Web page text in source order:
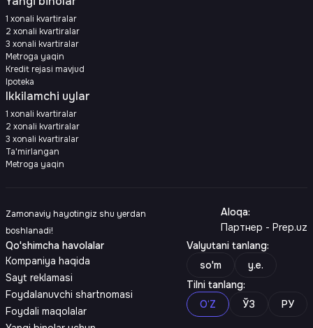
1 xonali kvartiralar
2 xonali kvartiralar
3 xonali kvartiralar
Metroga yaqin
Kredit rejasi mavjud
Ipoteka
Ikkilamchi uylar
1 xonali kvartiralar
2 xonali kvartiralar
3 xonali kvartiralar
Ta'mirlangan
Metroga yaqin
Zamonaviy hayotingiz shu yerdan
boshlanadi!
Aloqa:
Партнер - Prep.uz
Qo'shimcha havolalar
Kompaniya haqida
Sayt reklamasi
Foydalanuvchi shartnomasi
Foydali maqolalar
Valyutani tanlang:
so'm
y.e.
Tilni tanlang:
O‘Z
ЎЗ РУ